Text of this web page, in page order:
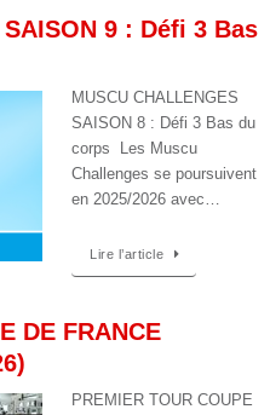
9 : Défi 3 Bas
MUSCU CHALLENGES
SAISON 8 : Défi 3 Bas du
corps Les Muscu
Challenges se poursuivent
en 2025/2026 avec…
Lire l’article
DE FRANCE
PREMIER TOUR COUPE